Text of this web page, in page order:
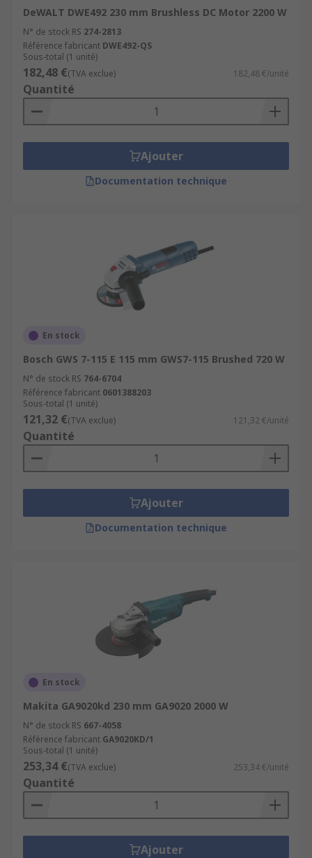
DeWALT DWE492 230 mm Brushless DC Motor 2200 W
N° de stock RS 274-2813
Référence fabricant DWE492-QS
Sous-total (1 unité)
182,48 €(TVA exclue) 182,48 €/unité
Quantité
Ajouter
Documentation technique
En stock
Bosch GWS 7-115 E 115 mm GWS7-115 Brushed 720 W
N° de stock RS 764-6704
Référence fabricant 0601388203
Sous-total (1 unité)
121,32 €(TVA exclue) 121,32 €/unité
Quantité
Ajouter
Documentation technique
En stock
Makita GA9020kd 230 mm GA9020 2000 W
N° de stock RS 667-4058
Référence fabricant GA9020KD/1
Sous-total (1 unité)
253,34 €(TVA exclue) 253,34 €/unité
Quantité
Ajouter